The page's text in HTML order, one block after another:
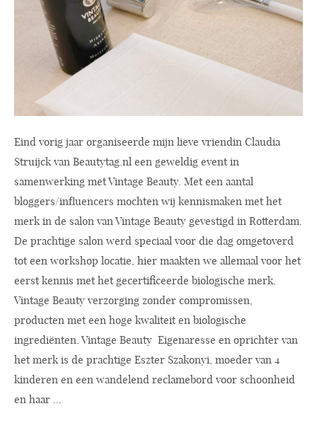
Eind vorig jaar organiseerde mijn lieve vriendin Claudia
Struijck van Beautytag.nl een geweldig event in
samenwerking met Vintage Beauty. Met een aantal
bloggers/influencers mochten wij kennismaken met het
merk in de salon van Vintage Beauty gevestigd in Rotterdam.
De prachtige salon werd speciaal voor die dag omgetoverd
tot een workshop locatie, hier maakten we allemaal voor het
eerst kennis met het gecertificeerde biologische merk.
Vintage Beauty verzorging zonder compromissen,
producten met een hoge kwaliteit en biologische
ingrediënten. Vintage Beauty Eigenaresse en oprichter van
het merk is de prachtige Eszter Szakonyi, moeder van 4
kinderen en een wandelend reclamebord voor schoonheid
en haar ...